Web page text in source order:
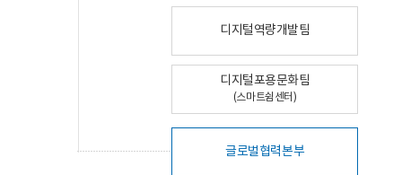
디지털역량개발팀
디지털포용문화팀
(스마트쉼센터)
글로벌협력본부